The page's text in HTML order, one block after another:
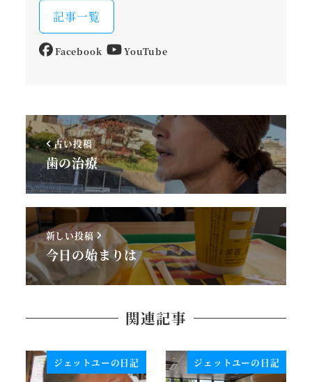
記事一覧
Facebook YouTube
古い投稿
歯の治療
新しい投稿
今日の始まりは
関連記事
ジェットユーの日記 ジェットユーの日記